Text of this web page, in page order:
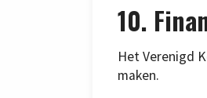
10.
Het Verenigd
maken.